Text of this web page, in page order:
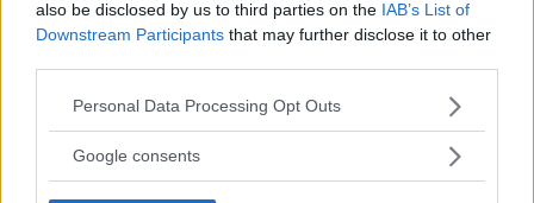
also be disclosed by us to third parties on the IAB’s List of
Downstream Participants that may further disclose it to other
Please note that this website/app uses one or more Google
not limited to your visit or usage behaviour. You may click to
Personal Data Processing Opt Outs
Google consents
OM System lanserar nu "Test & Wow"-
programmet i Sverige, vilket gör det möjligt
att låna hem kameror och objektiv under fem
dagar för att se hur utrustningen passar dina
behov.